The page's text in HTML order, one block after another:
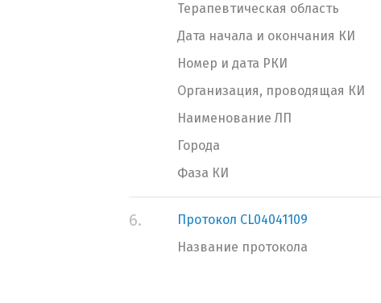
Терапевтическая область
Дата начала и окончания КИ
Номер и дата РКИ
Организация, проводящая КИ
Наименование ЛП
Города
Фаза КИ
6.
Протокол СL04041109
Название протокола